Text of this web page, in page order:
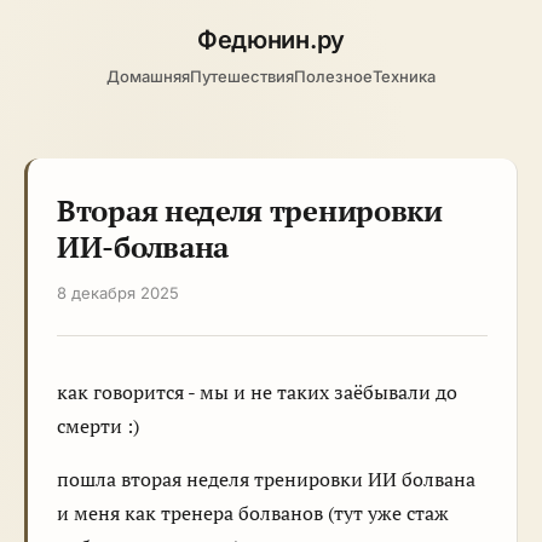
Федюнин.ру
ДомашняяПутешествияПолезноеТехника
Вторая неделя тренировки
ИИ-болвана
8 декабря 2025
как говорится - мы и не таких заёбывали до
смерти :)
пошла вторая неделя тренировки ИИ болвана
и меня как тренера болванов (тут уже стаж